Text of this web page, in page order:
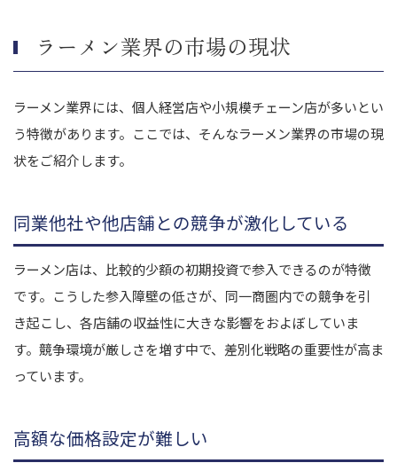
株式会社壱番屋による株式会社竹井のM&A
ラーメン業界の市場の現状
ラーメン業界には、個人経営店や小規模チェーン店が多いとい
う特徴があります。ここでは、そんなラーメン業界の市場の現
状をご紹介します。
同業他社や他店舗との競争が激化している
ラーメン店は、比較的少額の初期投資で参入できるのが特徴
です。こうした参入障壁の低さが、同一商圏内での競争を引
き起こし、各店舗の収益性に大きな影響をおよぼしていま
す。競争環境が厳しさを増す中で、差別化戦略の重要性が高ま
っています。
高額な価格設定が難しい